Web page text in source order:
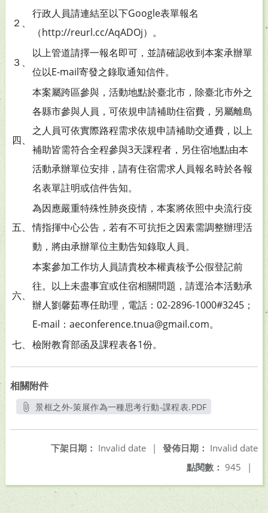
２、
行政人員請連結至以下Google表單報名
（http://reurl.cc/AqADOj）。
３、
以上管道請擇一報名即可，並請確認收到本案承辦單
位以E-mail寄發之錄取通知信件。
四、
本案屬跨區參與，活動地點於臺北市，除臺北市外之
各縣市參與人員，可依規申請補助住宿費，另屬離島
之人員可依實際路程需求依規申請補助交通費，以上
補助皆需符合全程參與3天課程者，另住宿地點由本
活動承辦單位安排，請有住宿需求人員報名時於各報
名表單註明或信件告知。
五、
為因應嚴重特殊性肺炎疫情，本案將依照中央流行疫
情指揮中心公告，若有不可抗拒之因素需調整辦理活
動，將由承辦單位主動告知錄取人員。
六、
本案參加工作坊人員請貴校本權責核予公假登記前
往。以上未盡事宜或住宿相關問題，請逕洽本活動承
辦人劉馨茹專任助理，電話：02-2896-1000#3245；
E-mail：aeconference.tnua@gmail.com。
七、 檢附教育部函及課程表各1份。
相關附件
景框之外-策展作為一種思考行動-課程表.PDF
發佈日期： Invalid date
下架日期： Invalid date
|
點閱數： 945 |